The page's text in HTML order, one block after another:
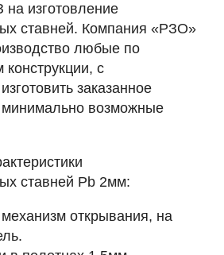
на изготовление
ставней. Компания «РЗО»
любые по
конструкции, с
заказанное
возможные
ставней Pb 2мм:
открывания, на